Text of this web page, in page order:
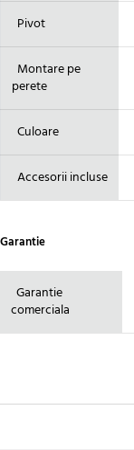
Pivot
Montare pe
perete
Culoare
Accesorii incluse
Garantie
Garantie
comerciala